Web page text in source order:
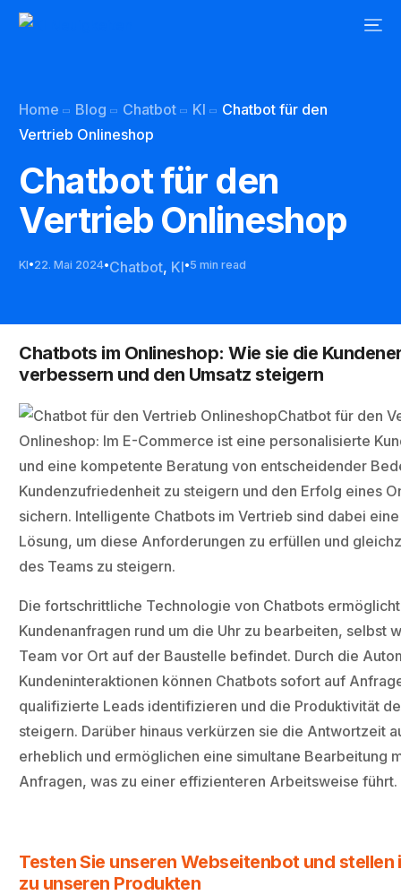
Home Blog Chatbot KI
Chatbot für den
Vertrieb Onlineshop
Chatbot für den
Vertrieb Onlineshop
KI 22. Mai 2024 Chatbot, KI 5 min read
Chatbots im Onlineshop: Wie sie die
verbessern und den Umsatz steigern
Chatbot für den
Onlineshop: Im E-Commerce ist eine personalisierte
und eine kompetente Beratung von entscheidender
Kundenzufriedenheit zu steigern und den Erfolg eines
sichern. Intelligente Chatbots im Vertrieb sind dabei
Lösung, um diese Anforderungen zu erfüllen und
des Teams zu steigern.
Die fortschrittliche Technologie von Chatbots
Kundenanfragen rund um die Uhr zu bearbeiten, selbst
Team vor Ort auf der Baustelle befindet. Durch die
Kundeninteraktionen können Chatbots sofort auf
qualifizierte Leads identifizieren und die Produktivität
steigern. Darüber hinaus verkürzen sie die Antwortzeit
erheblich und ermöglichen eine simultane Bearbeitung
Anfragen, was zu einer effizienteren Arbeitsweise führt.
Testen Sie unseren Webseitenbot und stellen
zu unseren Produkten